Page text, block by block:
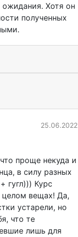
ожидания. Хотя он
полученных
25.06.2022
проще некуда и
в силу разных
гугл))) Курс
целом вещах! Да,
устарели, но
что те
лишь для